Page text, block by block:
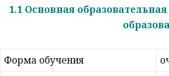
1.1 Основная
Форма обучения